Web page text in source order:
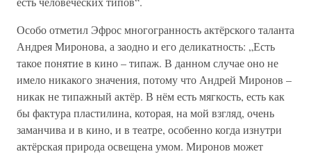
Особо отметил Эфрос многогранность актёрского таланта
Андрея Миронова, а заодно и его деликатность: „Есть
такое понятие в кино – типаж. В данном случае оно не
имело никакого значения, потому что Андрей Миронов –
никак не типажный актёр. В нём есть мягкость, есть как
бы фактура пластилина, которая, на мой взгляд, очень
заманчива и в кино, и в театре, особенно когда изнутри
актёрская природа освещена умом. Миронов может